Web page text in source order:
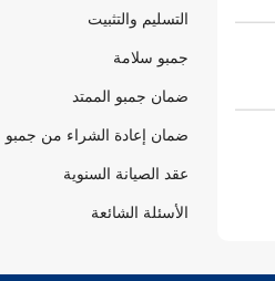
التسليم والتثبيت
جمبو سلامة
ضمان جمبو الممتد
ضمان إعادة الشراء من جمبو
عقد الصيانة السنوية
الأسئلة الشائعة